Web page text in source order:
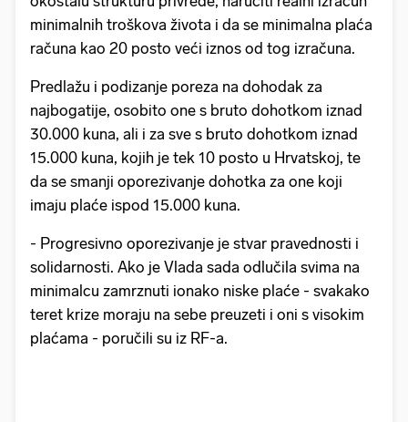
minimalnih troškova života i da se minimalna plaća
računa kao 20 posto veći iznos od tog izračuna.
Predlažu i podizanje poreza na dohodak za
najbogatije, osobito one s bruto dohotkom iznad
30.000 kuna, ali i za sve s bruto dohotkom iznad
15.000 kuna, kojih je tek 10 posto u Hrvatskoj, te
da se smanji oporezivanje dohotka za one koji
imaju plaće ispod 15.000 kuna.
- Progresivno oporezivanje je stvar pravednosti i
solidarnosti. Ako je Vlada sada odlučila svima na
minimalcu zamrznuti ionako niske plaće - svakako
teret krize moraju na sebe preuzeti i oni s visokim
plaćama - poručili su iz RF-a.